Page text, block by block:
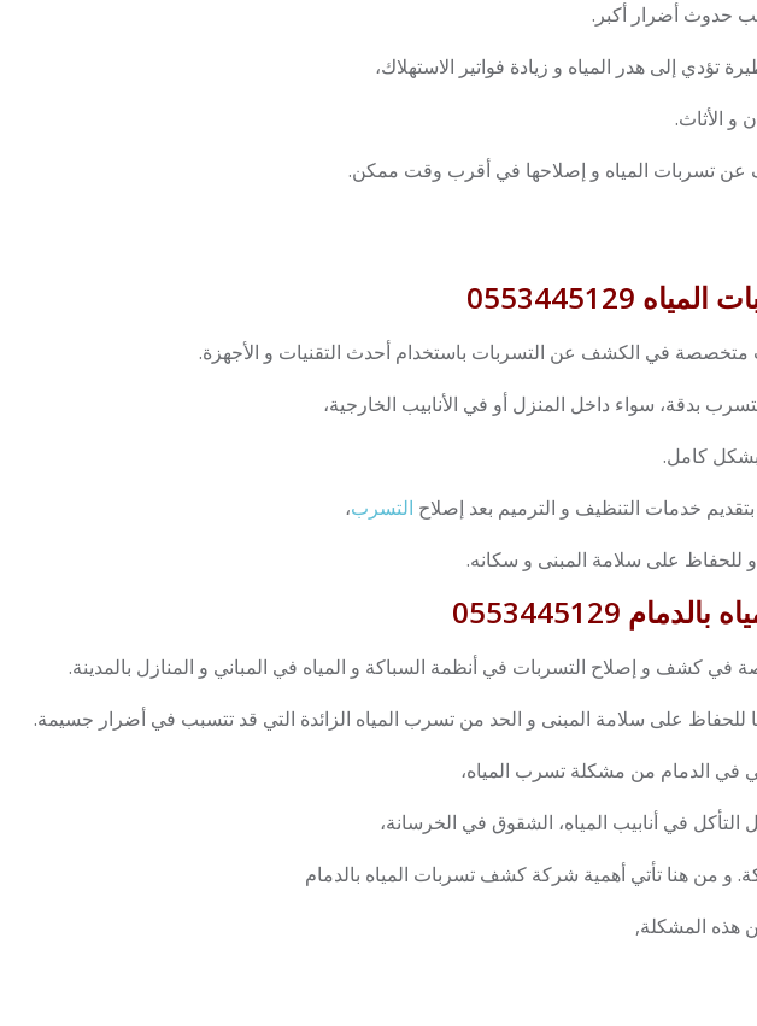
حدوث أضرار أكبر.
تؤدي إلى هدر المياه و زيادة فواتير الاستهلاك،
و الأثاث.
عن تسربات المياه و إصلاحها في أقرب وقت ممكن.
متخصصة في الكشف عن التسربات باستخدام أحدث التقنيات و الأجهزة.
بدقة، سواء داخل المنزل أو في الأنابيب الخارجية،
بشكل كامل.
خدمات التنظيف و الترميم بعد إصلاح التسرب،
للحفاظ على سلامة المبنى و سكانه.
0553445129
كشف و إصلاح التسربات في أنظمة السباكة و المياه في المباني و المنازل بالمدينة.
على سلامة المبنى و الحد من تسرب المياه الزائدة التي قد تتسبب في أضرار جسيمة.
في الدمام من مشكلة تسرب المياه،
في أنابيب المياه، الشقوق في الخرسانة،
و من هنا تأتي أهمية شركة كشف تسربات المياه بالدمام
هذه المشكلة,